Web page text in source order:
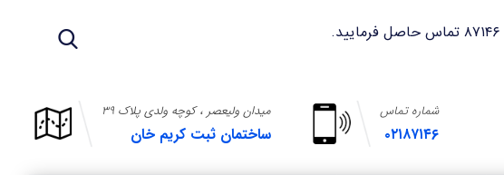
میدان ولیعصر ، کوچه ولدی پلاک ۳۹
ساختمان ثبت کریم خان
شماره تماس
۰۲۱۸۷۱۴۶